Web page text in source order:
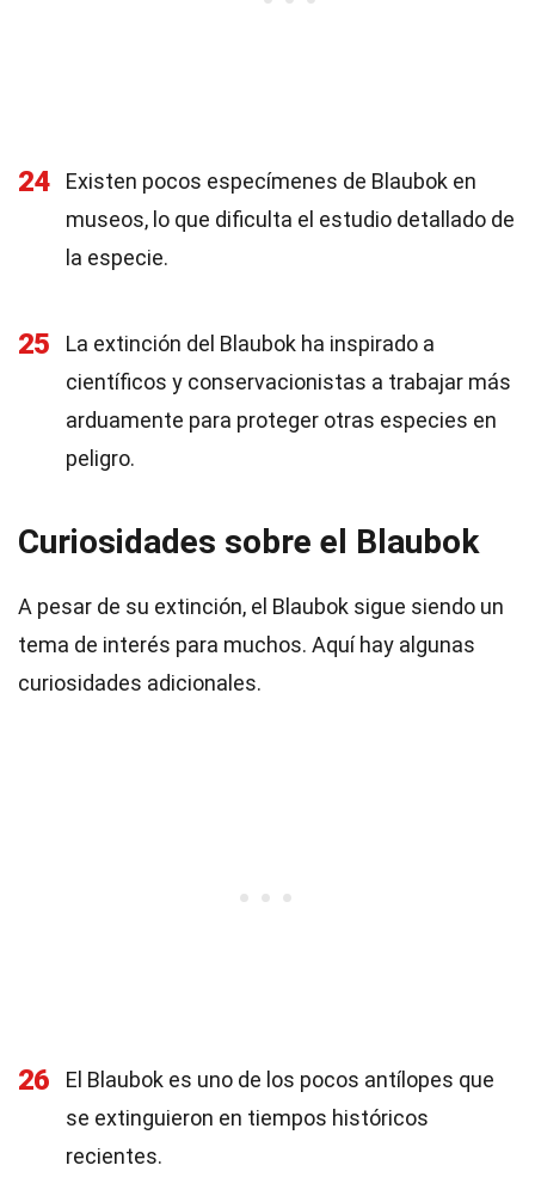
24
Existen pocos especímenes de Blaubok en
museos, lo que dificulta el estudio detallado de
la especie.
25
La extinción del Blaubok ha inspirado a
científicos y conservacionistas a trabajar más
arduamente para proteger otras especies en
peligro.
Curiosidades sobre el Blaubok
A pesar de su extinción, el Blaubok sigue siendo un
tema de interés para muchos. Aquí hay algunas
curiosidades adicionales.
26
El Blaubok es uno de los pocos antílopes que
se extinguieron en tiempos históricos
recientes.